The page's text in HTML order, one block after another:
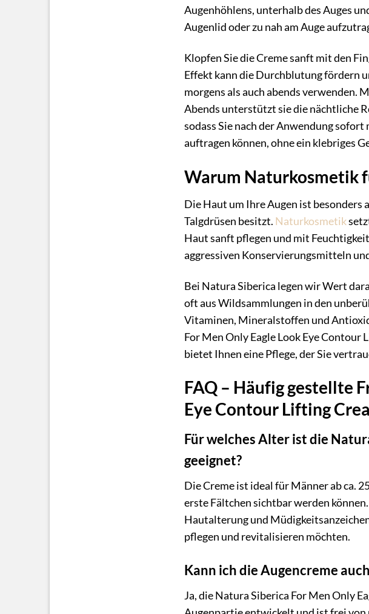
Augenhöhlens, unterhalb des Auges
Augenlid oder zu nah am Auge
Klopfen Sie die Creme sanft mit den
Effekt kann die Durchblutung fördern
morgens als auch abends verwenden.
Abends unterstützt sie die nächtliche
sodass Sie nach der Anwendung
auftragen können, ohne ein klebriges
Warum Naturkosmetik
Die Haut um Ihre Augen ist
Talgdrüsen besitzt. Naturkosmetik
Haut sanft pflegen und mit
aggressiven Konservierungsmitteln
Bei Natura Siberica legen wir Wert
oft aus Wildsammlungen in den
Vitaminen, Mineralstoffen und
For Men Only Eagle Look Eye
bietet Ihnen eine Pflege, der Sie
FAQ – Häufig gestellte
Eye Contour Lifting
Für welches Alter ist die
geeignet?
Die Creme ist ideal für Männer ab ca.
erste Fältchen sichtbar werden
Hautalterung und
pflegen und revitalisieren möchten.
Kann ich die Augencreme
Ja, die Natura Siberica For Men Only